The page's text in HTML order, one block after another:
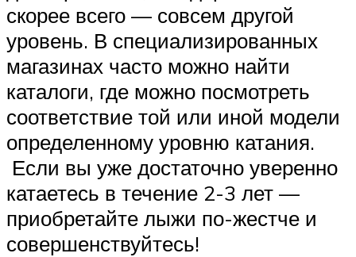
скорее всего — совсем другой
уровень. В специализированных
магазинах часто можно найти
каталоги, где можно посмотреть
соответствие той или иной модели
определенному уровню катания.
Если вы уже достаточно уверенно
катаетесь в течение 2-3 лет —
приобретайте лыжи по-жестче и
совершенствуйтесь!